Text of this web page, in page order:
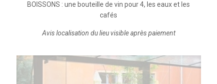
BOISSONS : une bouteille de vin pour 4, les eaux et les
cafés
Avis localisation du lieu visible après paiement